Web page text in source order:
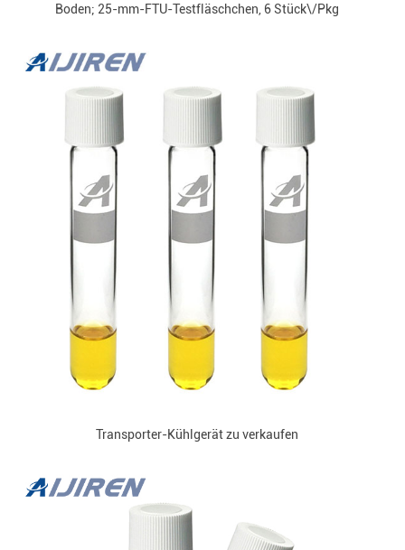
Boden; 25-mm-FTU-Testfläschchen, 6 Stück\/Pkg
Transporter-Kühlgerät zu verkaufen